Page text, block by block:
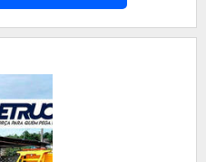
a locomoção de